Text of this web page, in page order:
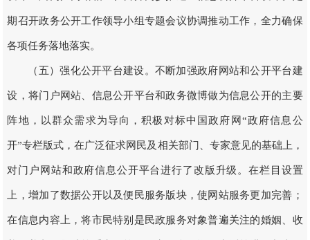
期召开政务公开工作领导小组专题会议协调推动工作，全力确保
各项任务落地落实。
（五）强化公开平台建设。不断加强政府网站和公开平台建
设，将门户网站、信息公开平台和政务微博做为信息公开的主要
阵地，以群众需求为导向，积极对标中国政府网“政府信息公
开”专栏版式，在广泛征求网民及相关部门、专家意见的基础上，
对门户网站和政府信息公开平台进行了改版升级。在栏目设置
上，增加了数据公开以及便民服务版块，使网站服务更加完善；
在信息内容上，将市民特别是民政服务对象普遍关注的婚姻、收